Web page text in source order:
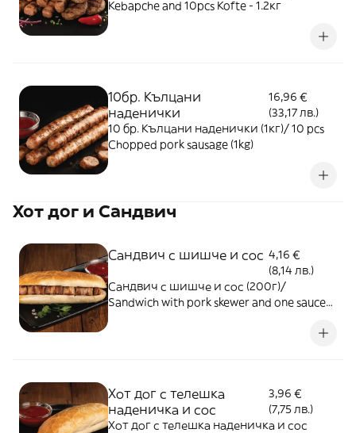
Kebapche and 10pcs Kofte - 1.2кг
10бр. Кълцани
наденички
16,96 €
(33,17 лв.)
10 бр. Кълцани наденички (1кг)/ 10 pcs
Chopped pork sausage (1kg)
Хот дог и Сандвич
Сандвич с шишче и сос 4,16 €
(8,14 лв.)
Сандвич с шишче и сос (200г)/
Sandwich with pork skewer and one sauce
Хот дог с телешка
наденичка и сос
3,96 €
(7,75 лв.)
Хот дог с телешка наденичка и сос